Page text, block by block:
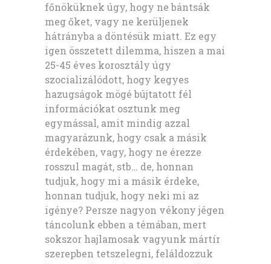
főnöküknek úgy, hogy ne bántsák
meg őket, vagy ne kerüljenek
hátrányba a döntésük miatt. Ez egy
igen összetett dilemma, hiszen a mai
25-45 éves korosztály úgy
szocializálódott, hogy kegyes
hazugságok mögé bújtatott fél
információkat osztunk meg
egymással, amit mindig azzal
magyarázunk, hogy csak a másik
érdekében, vagy, hogy ne érezze
rosszul magát, stb… de, honnan
tudjuk, hogy mi a másik érdeke,
honnan tudjuk, hogy neki mi az
igénye? Persze nagyon vékony jégen
táncolunk ebben a témában, mert
sokszor hajlamosak vagyunk mártír
szerepben tetszelegni, feláldozzuk